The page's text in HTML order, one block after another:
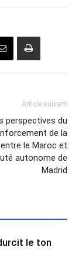
Article suivant
perspectives du
de la
le Maroc et
autonome de
Madrid
le ton